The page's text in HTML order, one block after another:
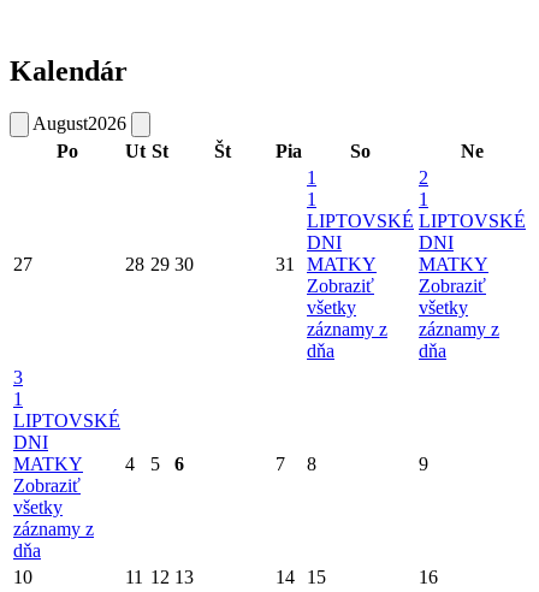
Kalendár
August2026
Po
Ut St Št Pia So Ne
27 28 29 30 31
1
1
LIPTOVSKÉ
DNI
MATKY
Zobraziť
všetky
záznamy z
dňa
2
1
LIPTOVSKÉ
DNI
MATKY
Zobraziť
všetky
záznamy z
dňa
3
1
LIPTOVSKÉ
DNI
MATKY
Zobraziť
všetky
záznamy z
dňa
4 5 6 7 8 9
10 11 12 13 14 15 16